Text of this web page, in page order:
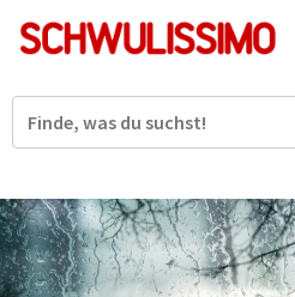
zum
Inhalt
Suche